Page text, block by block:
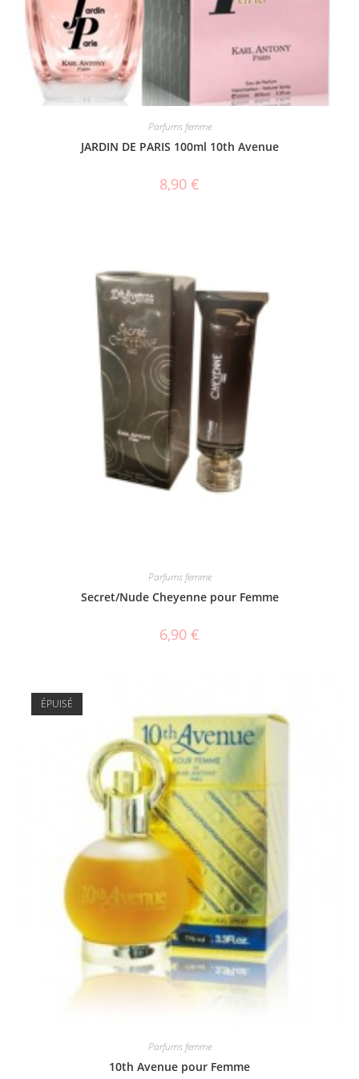
Parfums femme
JARDIN DE PARIS 100ml 10th Avenue
8,90 €
Parfums femme
Secret/Nude Cheyenne pour Femme
6,90 €
ÉPUISÉ
Parfums femme
10th Avenue pour Femme